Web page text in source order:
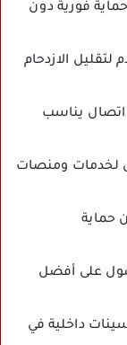
فورية دون
لتقليل الازدحام
اتصال يناسب
لخدمات ومنصات
حماية
على أفضل
داخلية في